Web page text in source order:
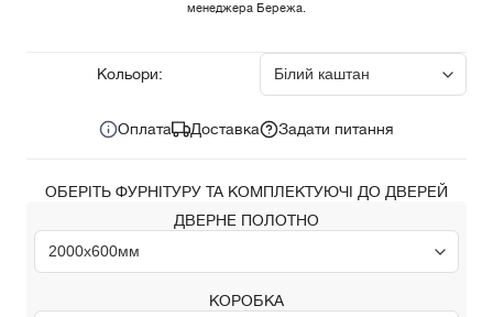
менеджера Бережа.
Кольори:
Оплата Доставка Задати питання
ОБЕРІТЬ ФУРНІТУРУ ТА КОМПЛЕКТУЮЧІ ДО ДВЕРЕЙ
ДВЕРНЕ ПОЛОТНО
КОРОБКА